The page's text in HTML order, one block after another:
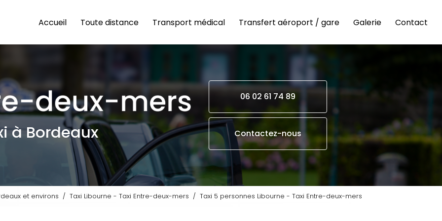
Accueil
Toute distance Transport médical Transfert aéroport / gare Galerie Contact
à Bordeaux
06 02 61 74 89
Contactez-nous
et environs Taxi Libourne - Taxi Entre-deux-mers Taxi 5 personnes Libourne - Taxi Entre-deux-mers